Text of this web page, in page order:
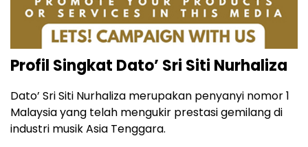
Profil Singkat Dato’ Sri Siti Nurhaliza
Dato’ Sri Siti Nurhaliza merupakan penyanyi nomor 1
Malaysia yang telah mengukir prestasi gemilang di
industri musik Asia Tenggara.